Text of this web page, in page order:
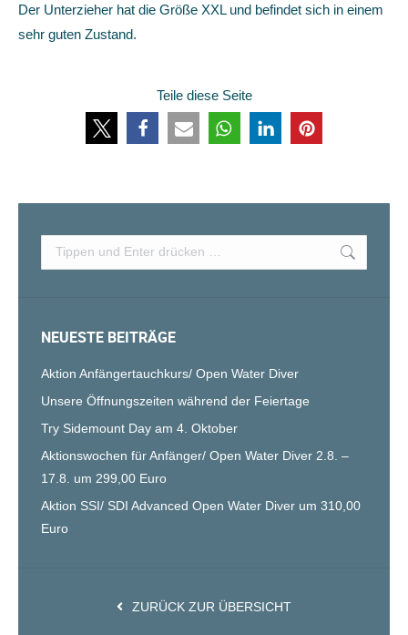
Der Unterzieher hat die Größe XXL und befindet sich in einem
sehr guten Zustand.
Teile diese Seite
Search:
NEUESTE BEITRÄGE
Aktion Anfängertauchkurs/ Open Water Diver
Unsere Öffnungszeiten während der Feiertage
Try Sidemount Day am 4. Oktober
Aktionswochen für Anfänger/ Open Water Diver 2.8. –
17.8. um 299,00 Euro
Aktion SSI/ SDI Advanced Open Water Diver um 310,00
Euro
ZURÜCK ZUR ÜBERSICHT